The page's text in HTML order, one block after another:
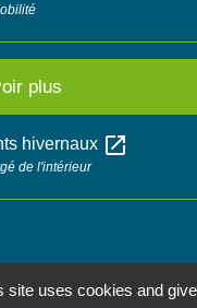
plus
hivernaux open_in_new
de l'intérieur
site uses cookies and